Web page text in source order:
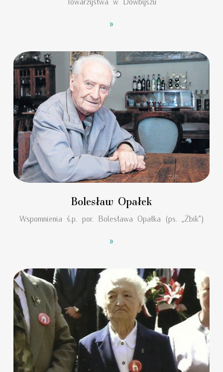
»
Bolesław Opałek
Wspomnienia ś.p. por. Bolesława Opałka (ps. „Żbik”)
»